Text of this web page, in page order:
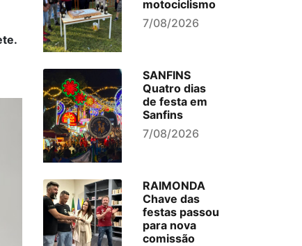
motociclismo
7/08/2026
SANFINS
Quatro dias
de festa em
Sanfins
7/08/2026
RAIMONDA
Chave das
festas passou
para nova
comissão